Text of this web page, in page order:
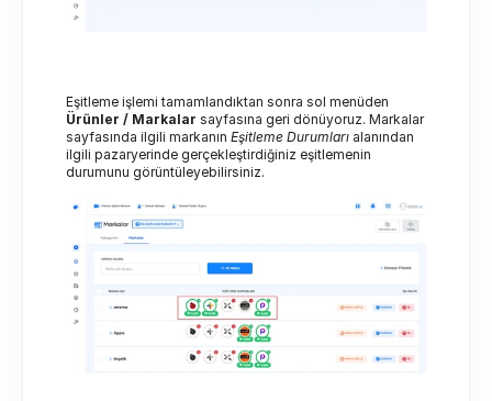
Ürünler / Markalar sayfasına geri dönüyoruz. Markalar
sayfasında ilgili markanın Eşitleme Durumları alanından
ilgili pazaryerinde gerçekleştirdiğiniz eşitlemenin
durumunu görüntüleyebilirsiniz.